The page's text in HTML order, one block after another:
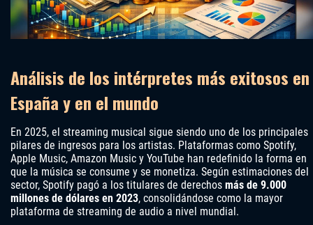
Análisis de los intérpretes más exitosos en
España y en el mundo
En 2025, el streaming musical sigue siendo uno de los principales
pilares de ingresos para los artistas. Plataformas como Spotify,
Apple Music, Amazon Music y YouTube han redefinido la forma en
que la música se consume y se monetiza. Según estimaciones del
sector, Spotify pagó a los titulares de derechos más de 9.000
millones de dólares en 2023, consolidándose como la mayor
plataforma de streaming de audio a nivel mundial.